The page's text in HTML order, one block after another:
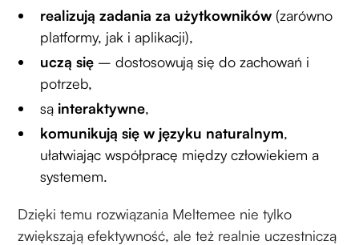
realizują zadania za użytkowników (zarówno
platformy, jak i aplikacji),
uczą się – dostosowują się do zachowań i
potrzeb,
są interaktywne,
komunikują się w języku naturalnym,
ułatwiając współpracę między człowiekiem a
systemem.
Dzięki temu rozwiązania Meltemee nie tylko
zwiększają efektywność, ale też realnie uczestniczą